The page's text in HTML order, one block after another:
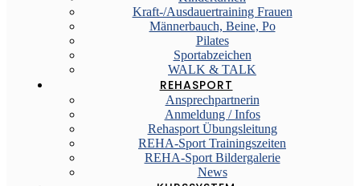
Kraft-/Ausdauertraining Frauen
Männerbauch, Beine, Po
Pilates
Sportabzeichen
WALK & TALK
REHASPORT
Ansprechpartnerin
Anmeldung / Infos
Rehasport Übungsleitung
REHA-Sport Trainingszeiten
REHA-Sport Bildergalerie
News